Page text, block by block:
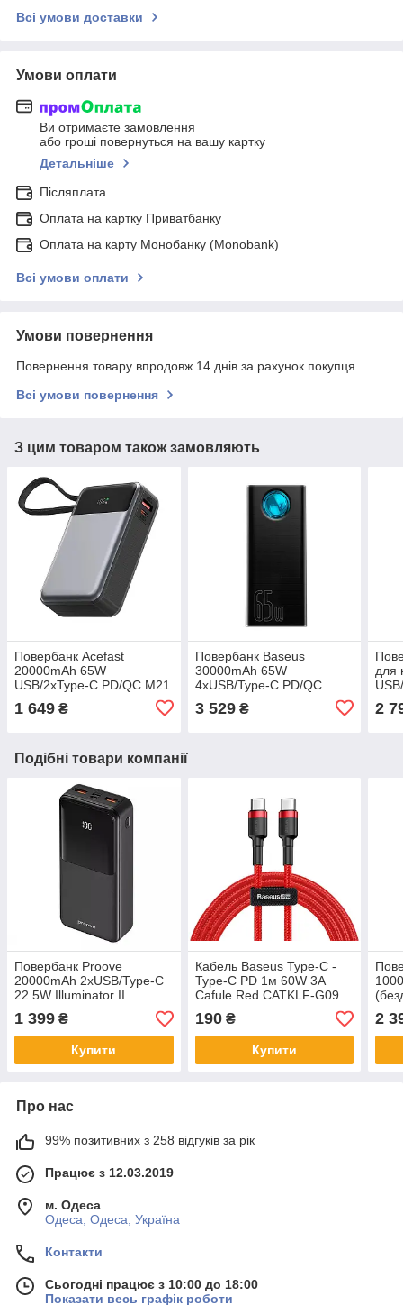
Всі умови доставки
Умови оплати
Ви отримаєте замовлення
або гроші повернуться на вашу картку
Детальніше
Післяплата
Оплата на картку Приватбанку
Оплата на карту Монобанку (Monobank)
Всі умови оплати
Умови повернення
Повернення товару впродовж 14 днів за рахунок покупця
Всі умови повернення
З цим товаром також замовляють
Повербанк Acefast
20000mAh 65W
USB/2xType-C PD/QC M21
1 649 ₴
Повербанк Baseus
30000mAh 65W
4хUSB/Type-C PD/QC
3 529₴
для
2
Подібні товари компанії
Повербанк Proove
20000mAh 2xUSB/Type-C
22.5W Illuminator II
1 399 ₴
Купити
Кабель Baseus Type-C -
Type-C PD 1м 60W 3A
Cafule Red CATKLF-G09
190₴
Купити
2
Про нас
99% позитивних з 258 відгуків за рік
Працює з 12.03.2019
м. Одеса
Одеса, Одеса, Україна
Контакти
Сьогодні працює з 10:00 до 18:00
Показати весь графік роботи